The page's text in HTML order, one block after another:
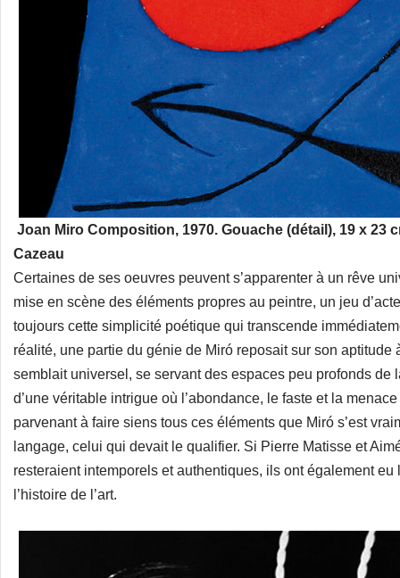
Joan Miro Composition, 1970. Gouache (détail), 19 x 23
Cazeau
Certaines de ses oeuvres peuvent s’apparenter à un rêve
mise en scène des éléments propres au peintre, un jeu
toujours cette simplicité poétique qui transcende
réalité, une partie du génie de Miró reposait sur son aptitude
semblait universel, se servant des espaces peu profonds de
d’une véritable intrigue où l’abondance, le faste et la
parvenant à faire siens tous ces éléments que Miró s’est
langage, celui qui devait le qualifier. Si Pierre Matisse et
resteraient intemporels et authentiques, ils ont également
l’histoire de l’art.